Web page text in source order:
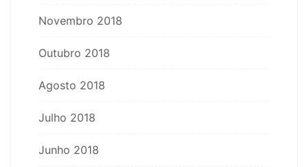
Novembro 2018
Outubro 2018
Agosto 2018
Julho 2018
Junho 2018